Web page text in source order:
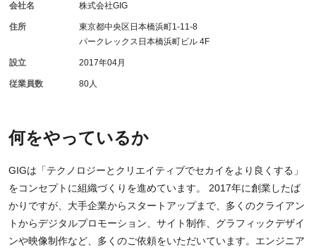
何をやっているか
GIGは「テクノロジーとクリエイティブでセカイをより良くする」
をコンセプトに組織づくりを進めています。 2017年に創業したば
かりですが、大手企業からスタートアップまで、多くのクライアン
トからデジタルプロモーション、サイト制作、グラフィックデザイ
ンや映像制作など、多くのご依頼をいただいています。エンジニア
会社名 株式会社GIG
住所
東京都中央区日本橋浜町1-11-8
パークレックス日本橋浜町ビル 4F
設立 2017年04月
従業員数 80人